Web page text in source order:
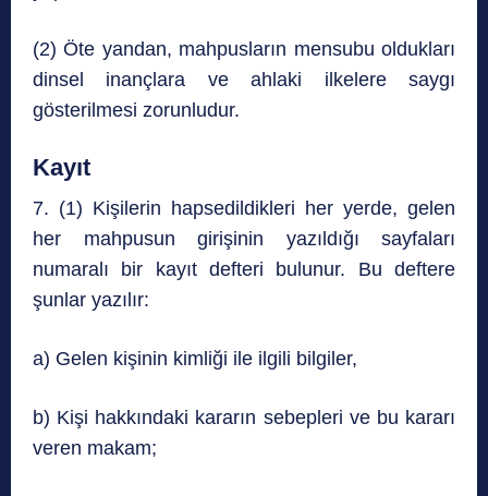
(2) Öte yandan, mahpusların mensubu oldukları
dinsel inançlara ve ahlaki ilkelere saygı
gösterilmesi zorunludur.
Kayıt
7. (1) Kişilerin hapsedildikleri her yerde, gelen
her mahpusun girişinin yazıldığı sayfaları
numaralı bir kayıt defteri bulunur. Bu deftere
şunlar yazılır:
a) Gelen kişinin kimliği ile ilgili bilgiler,
b) Kişi hakkındaki kararın sebepleri ve bu kararı
veren makam;